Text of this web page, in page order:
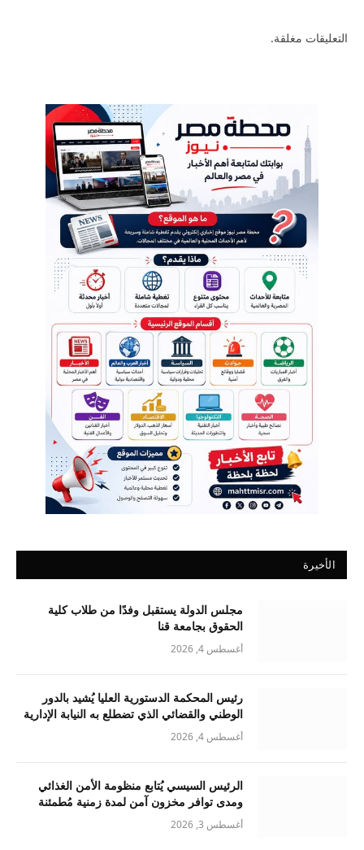
التعليقات مغلقة.
الأخيرة
مجلس الدولة يستقبل وفدًا من طلاب كلية
الحقوق بجامعة قنا
أغسطس 4, 2026
رئيس المحكمة الدستورية العليا يُشيد بالدور
الوطني والقضائي الذي تضطلع به النيابة الإدارية
أغسطس 4, 2026
الرئيس السيسي يُتابع منظومة الأمن الغذائي
ومدى توافر مخزون آمن لمدة زمنية مُطمئنة
أغسطس 3, 2026